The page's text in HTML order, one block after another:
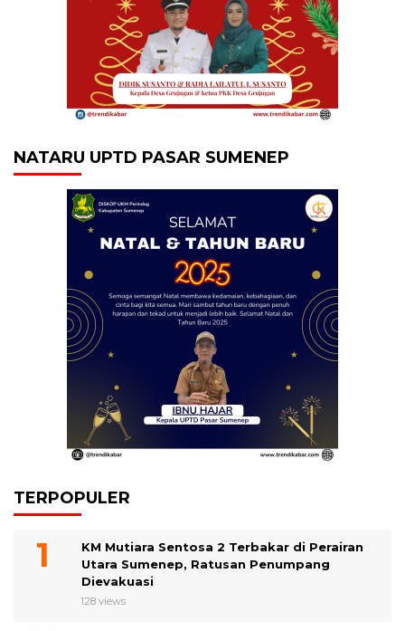
NATARU UPTD PASAR SUMENEP
TERPOPULER
KM Mutiara Sentosa 2 Terbakar di Perairan
Utara Sumenep, Ratusan Penumpang
Dievakuasi
128 views